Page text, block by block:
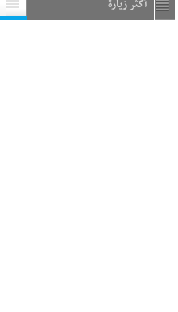
أكثر زيارة